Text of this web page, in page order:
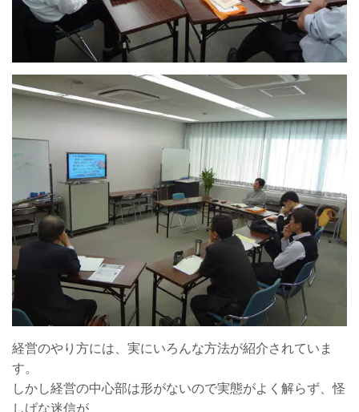
経営のやり方には、実にいろんな方法が紹介されていま
す。
しかし経営の中心部は形がないので実態がよく解らず、怪
しげな迷信が